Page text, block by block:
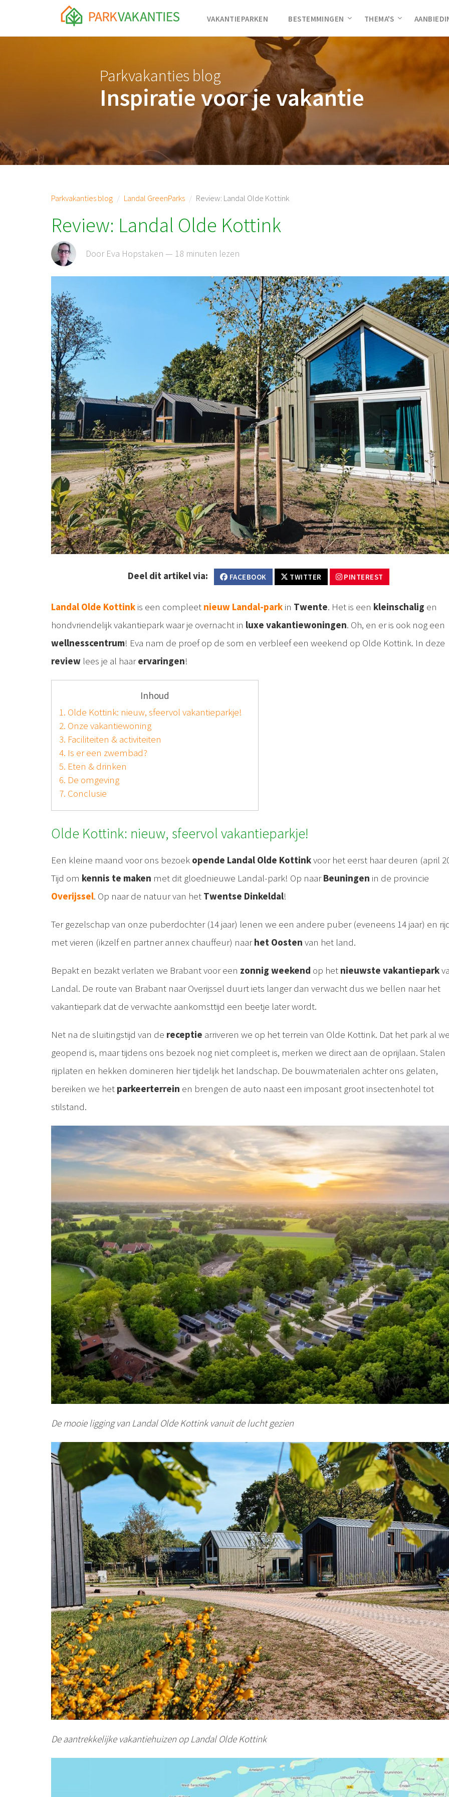
VAKANTIEPARKEN BESTEMMINGEN THEMA'S
Parkvakanties blog
Inspiratie voor je vakantie
Parkvakanties blog Landal GreenParks Review: Landal Olde Kottink
Review: Landal Olde Kottink
Door Eva Hopstaken — 18 minuten lezen
Deel dit artikel via: FACEBOOK TWITTER PINTEREST
Landal Olde Kottink is een compleet nieuw Landal-park in Twente. Het is een kleinschalig en
hondvriendelijk vakantiepark waar je overnacht in luxe vakantiewoningen. Oh, en er is ook nog een
wellnesscentrum! Eva nam de proef op de som en verbleef een weekend op Olde Kottink. In deze
review lees je al haarervaringen!
Inhoud
1. Olde Kottink: nieuw, sfeervol vakantieparkje!
2. Onze vakantiewoning
3. Faciliteiten & activiteiten
4. Is er een zwembad?
5. Eten & drinken
6. De omgeving
7. Conclusie
Olde Kottink: nieuw, sfeervol vakantieparkje!
Een kleine maand voor ons bezoek opende Landal Olde Kottinkvoor het eerst haar deuren (april
Tijd om kennis te maken met dit gloednieuwe Landal-park! Op naarBeuningen in de provincie
Overijssel. Op naar de natuur van het Twentse Dinkeldal!
Ter gezelschap van onze puberdochter (14 jaar) lenen we een andere puber (eveneens 14 jaar) en
met vieren (ikzelf en partner annex chauffeur) naarhet Oosten van het land.
Bepakt en bezakt verlaten we Brabant voor een zonnig weekend op het nieuwste vakantiepark
Landal. De route van Brabant naar Overijssel duurt iets langer dan verwacht dus we bellen naar het
vakantiepark dat de verwachte aankomsttijd een beetje later wordt.
Net na de sluitingstijd van de receptie arriveren we op het terrein van Olde Kottink. Dat het park al
geopend is, maar tijdens ons bezoek nog niet compleet is, merken we direct aan de oprijlaan. Stalen
rijplaten en hekken domineren hier tijdelijk het landschap. De bouwmaterialen achter ons gelaten,
bereiken we het parkeerterrein en brengen de auto naast een imposant groot insectenhotel tot
stilstand.
De mooie ligging van Landal Olde Kottink vanuit de lucht gezien
De aantrekkelijke vakantiehuizen op Landal Olde Kottink